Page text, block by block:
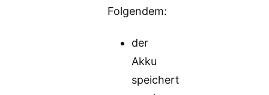
Folgendem:
der
Akku
speichert